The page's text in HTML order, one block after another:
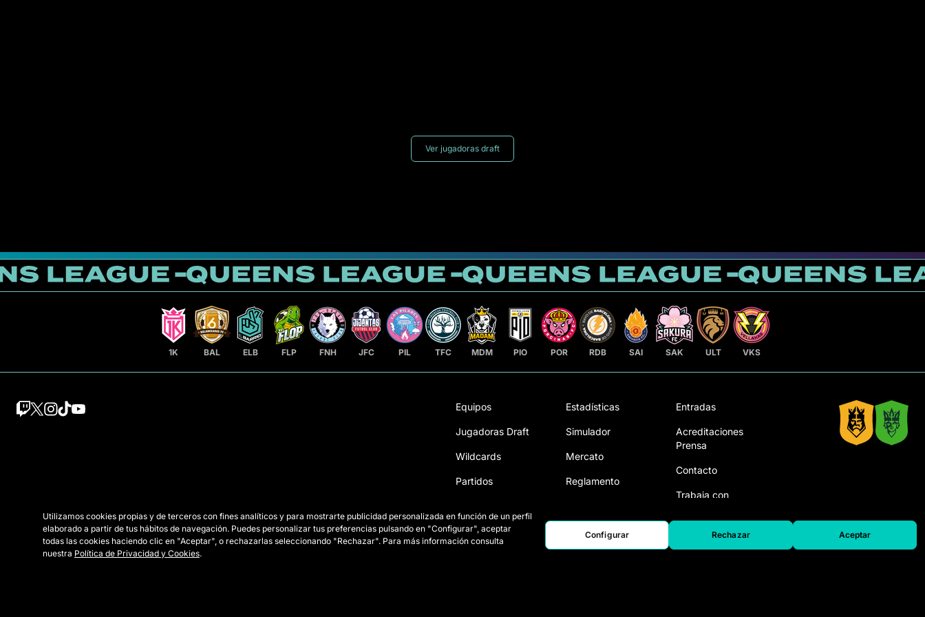
Ver jugadoras draft
1K BAL ELB FLP FNH JFC PIL TFC MDM PIO POR RDB SAI SAK ULT VKS
Equipos
Jugadoras Draft
Wildcards
Partidos
Estadísticas
Simulador
Mercato
Reglamento
Queens
Entradas
Acreditaciones
Prensa
Contacto
Trabaja con
Utilizamos cookies propias y de terceros con fines analíticos y para mostrarte publicidad personalizada en función de un perfil
elaborado a partir de tus hábitos de navegación. Puedes personalizar tus preferencias pulsando en "Configurar", aceptar
todas las cookies haciendo clic en "Aceptar", o rechazarlas seleccionando "Rechazar". Para más información consulta
nuestra Política de Privacidad y Cookies.
Configurar Rechazar Aceptar